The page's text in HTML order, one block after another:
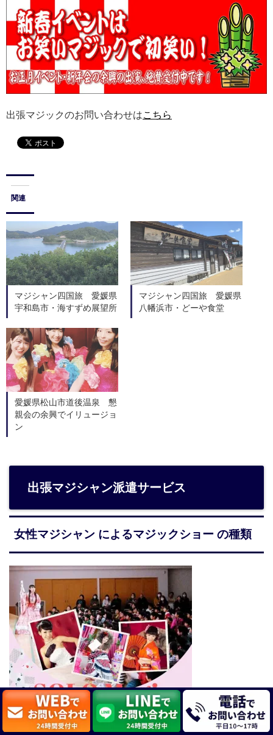
出張マジックのお問い合わせはこちら
関連
マジシャン四国旅 愛媛県
宇和島市・海すずめ展望所
マジシャン四国旅 愛媛県
八幡浜市・どーや食堂
愛媛県松山市道後温泉 懇
親会の余興でイリュージョ
ン
出張マジシャン派遣サービス
女性マジシャン によるマジックショー の種類